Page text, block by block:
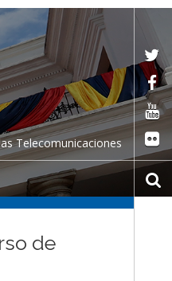
Telecomunicaciones
de